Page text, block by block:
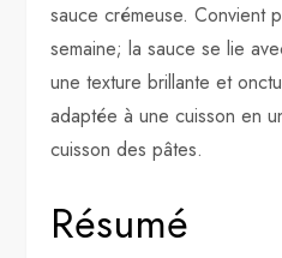
sauce crémeuse. Convient
semaine; la sauce se lie
une texture brillante et
adaptée à une cuisson en
cuisson des pâtes.
Résumé